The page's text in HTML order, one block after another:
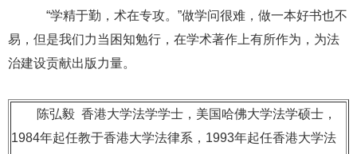
“学精于勤，术在专攻。”做学问很难，做一本好书也不
易，但是我们力当困知勉行，在学术著作上有所作为，为法
治建设贡献出版力量。
陈弘毅 香港大学法学学士，美国哈佛大学法学硕士，
1984年起任教于香港大学法律系，1993年起任香港大学法